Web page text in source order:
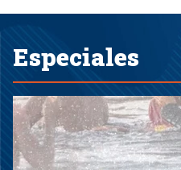
Especiales